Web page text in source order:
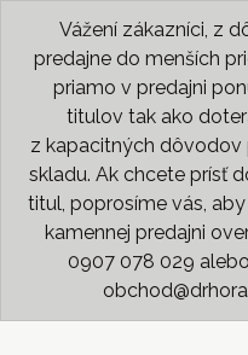
Vážení zákazníci, z
predajne do menších
priamo v predajni
titulov tak ako
z kapacitných dôvodov
skladu. Ak chcete prísť
titul, poprosíme vás,
kamennej predajni
0907 078 029